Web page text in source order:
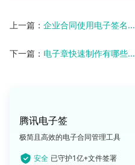
上一篇： 企业合同使用电子签名...
下一篇： 电子章快速制作有哪些...
腾讯电子签
极简且高效的电子合同管理工具
安全 已守护1亿+文件签署